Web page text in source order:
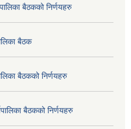
बैठकको निर्णयहरु
बैठक
बैठकको निर्णयहरु
बैठकको निर्णयहरु